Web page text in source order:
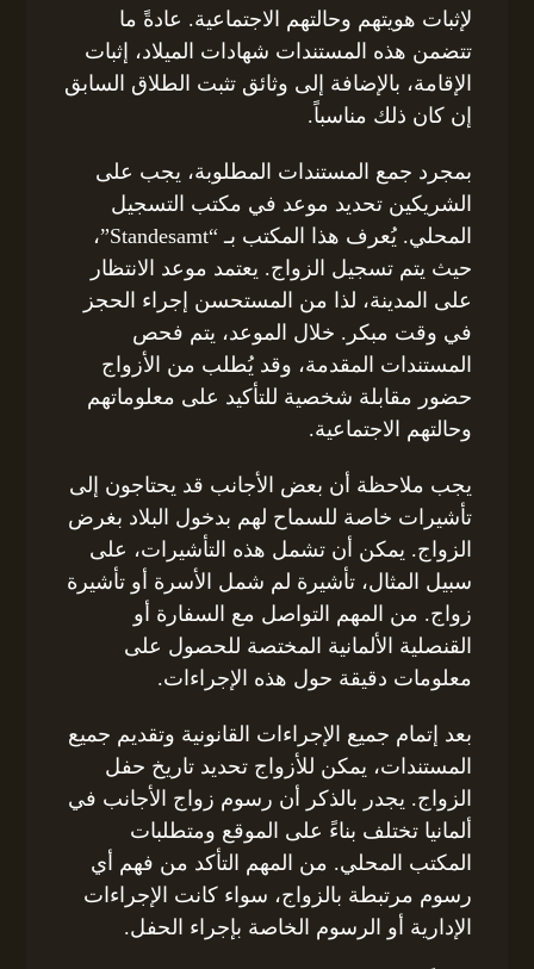
لإثبات هويتهم وحالتهم الاجتماعية. عادةً ما
تتضمن هذه المستندات شهادات الميلاد، إثبات
الإقامة، بالإضافة إلى وثائق تثبت الطلاق السابق
إن كان ذلك مناسباً.
بمجرد جمع المستندات المطلوبة، يجب على
الشريكين تحديد موعد في مكتب التسجيل
المحلي. يُعرف هذا المكتب بـ “Standesamt”،
حيث يتم تسجيل الزواج. يعتمد موعد الانتظار
على المدينة، لذا من المستحسن إجراء الحجز
في وقت مبكر. خلال الموعد، يتم فحص
المستندات المقدمة، وقد يُطلب من الأزواج
حضور مقابلة شخصية للتأكيد على معلوماتهم
وحالتهم الاجتماعية.
يجب ملاحظة أن بعض الأجانب قد يحتاجون إلى
تأشيرات خاصة للسماح لهم بدخول البلاد بغرض
الزواج. يمكن أن تشمل هذه التأشيرات، على
سبيل المثال، تأشيرة لم شمل الأسرة أو تأشيرة
زواج. من المهم التواصل مع السفارة أو
القنصلية الألمانية المختصة للحصول على
معلومات دقيقة حول هذه الإجراءات.
بعد إتمام جميع الإجراءات القانونية وتقديم جميع
المستندات، يمكن للأزواج تحديد تاريخ حفل
الزواج. يجدر بالذكر أن رسوم زواج الأجانب في
ألمانيا تختلف بناءً على الموقع ومتطلبات
المكتب المحلي. من المهم التأكد من فهم أي
رسوم مرتبطة بالزواج، سواء كانت الإجراءات
الإدارية أو الرسوم الخاصة بإجراء الحفل.